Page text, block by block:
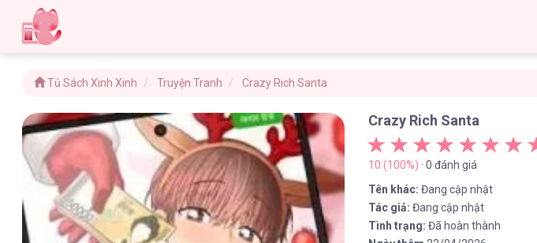
Tủ Sách Xinh Xinh Truyện Tranh Crazy Rich Santa
Crazy Rich Santa
10 (100%) · 0 đánh giá
Tên khác: Đang cập nhật
Tác giả: Đang cập nhật
Tình trạng: Đã hoàn thành